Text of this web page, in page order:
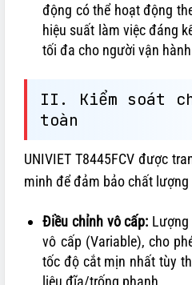
động có thể hoạt động
hiệu suất làm việc đáng
tối đa cho người vận
II. Kiểm soát
toàn
UNIVIET T8445FCV được
minh để đảm bảo chất
Điều chỉnh vô cấp:
vô cấp (Variable), cho
tốc độ cắt mịn nhất tùy
liệu đĩa/trống phanh.